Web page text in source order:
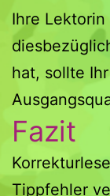
Ihre
hat, sollte
Fazit
Tippfehler